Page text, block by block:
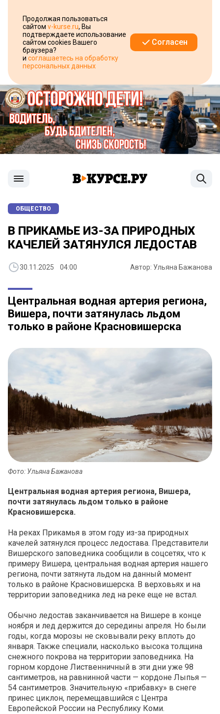
Продолжая пользоваться
сайтом v-kurse.ru, Вы
подтверждаете использование
сайтом cookies Вашего
браузера?
и соглашаетесь на обработку
персональных данных
Согласен
ОБЩЕСТВО
В ПРИКАМЬЕ ИЗ-ЗА ПРИРОДНЫХ
КАЧЕЛЕЙ ЗАТЯНУЛСЯ ЛЕДОСТАВ
30.11.2025 04:00 Автор: Ульяна Бажанова
Центральная водная артерия региона,
Вишера, почти затянулась льдом
только в районе Красновишерска
Фото: Ульяна Бажанова
Центральная водная артерия региона, Вишера,
почти затянулась льдом только в районе
Красновишерска.
На реках Прикамья в этом году из-за природных
качелей затянулся процесс ледостава. Представители
Вишерского заповедника сообщили в соцсетях, что к
примеру Вишера, центральная водная артерия нашего
региона, почти затянута льдом на данный момент
только в районе Красновишерска. В верховьях и на
территории заповедника лед на реке еще не встал.
Обычно ледостав заканчивается на Вишере в конце
ноября и лед держится до середины апреля. Но были
годы, когда морозы не сковывали реку вплоть до
января. Также специали, насколько высока толщина
снежного покрова на территории заповедника. На
горном кордоне Лиственничный в эти дни уже 98
сантиметров, на равнинной части — кордоне Лыпья —
54 сантиметров. Значительную «прибавку» в снеге
принес циклон, перемещавшийся с Центра
Европейской России на Республику Коми.